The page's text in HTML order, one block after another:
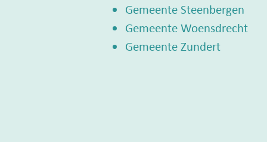
Gemeente Steenbergen
Gemeente Woensdrecht
Gemeente Zundert